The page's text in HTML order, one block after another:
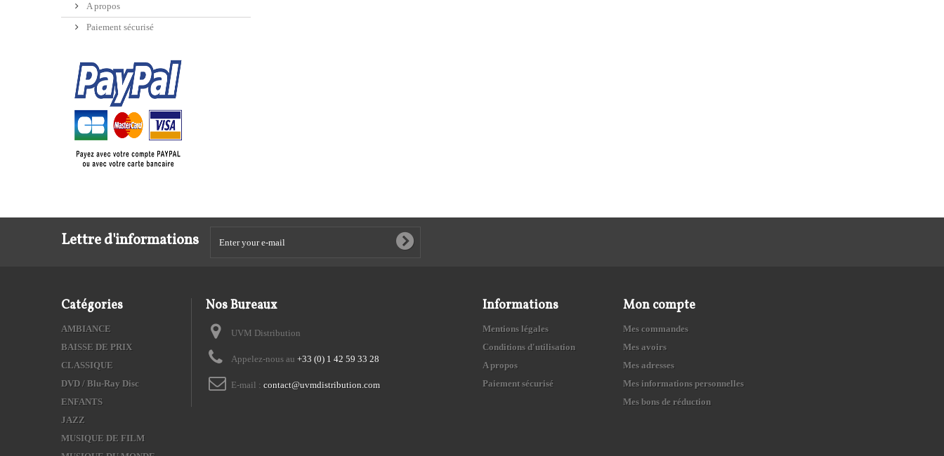
A propos
Paiement sécurisé
Lettre d'informations
Catégories
AMBIANCE
BAISSE DE PRIX
CLASSIQUE
DVD / Blu-Ray Disc
ENFANTS
JAZZ
MUSIQUE DE FILM
Nos Bureaux
UVM Distribution
Appelez-nous au +33 (0) 1 42 59 33 28
E-mail : contact@uvmdistribution.com
Informations
Mentions légales
Conditions d'utilisation
A propos
Paiement sécurisé
Mon compte
Mes commandes
Mes avoirs
Mes adresses
Mes informations personnelles
Mes bons de réduction